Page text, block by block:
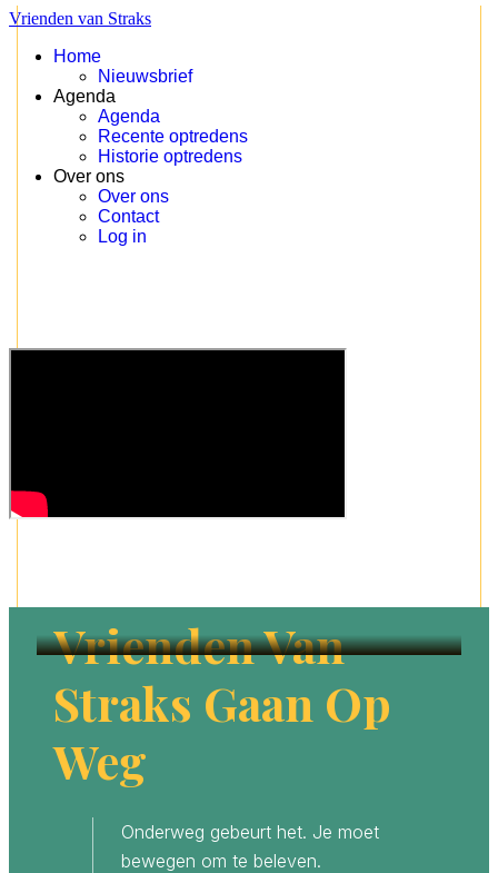
Vrienden van Straks
Home
Nieuwsbrief
Agenda
Agenda
Recente optredens
Historie optredens
Over ons
Over ons
Contact
Log in
Vrienden Van
Straks Gaan Op
Weg
Onderweg gebeurt het. Je moet
bewegen om te beleven.